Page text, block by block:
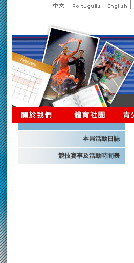
本局活動日誌
競技賽事及活動時間表